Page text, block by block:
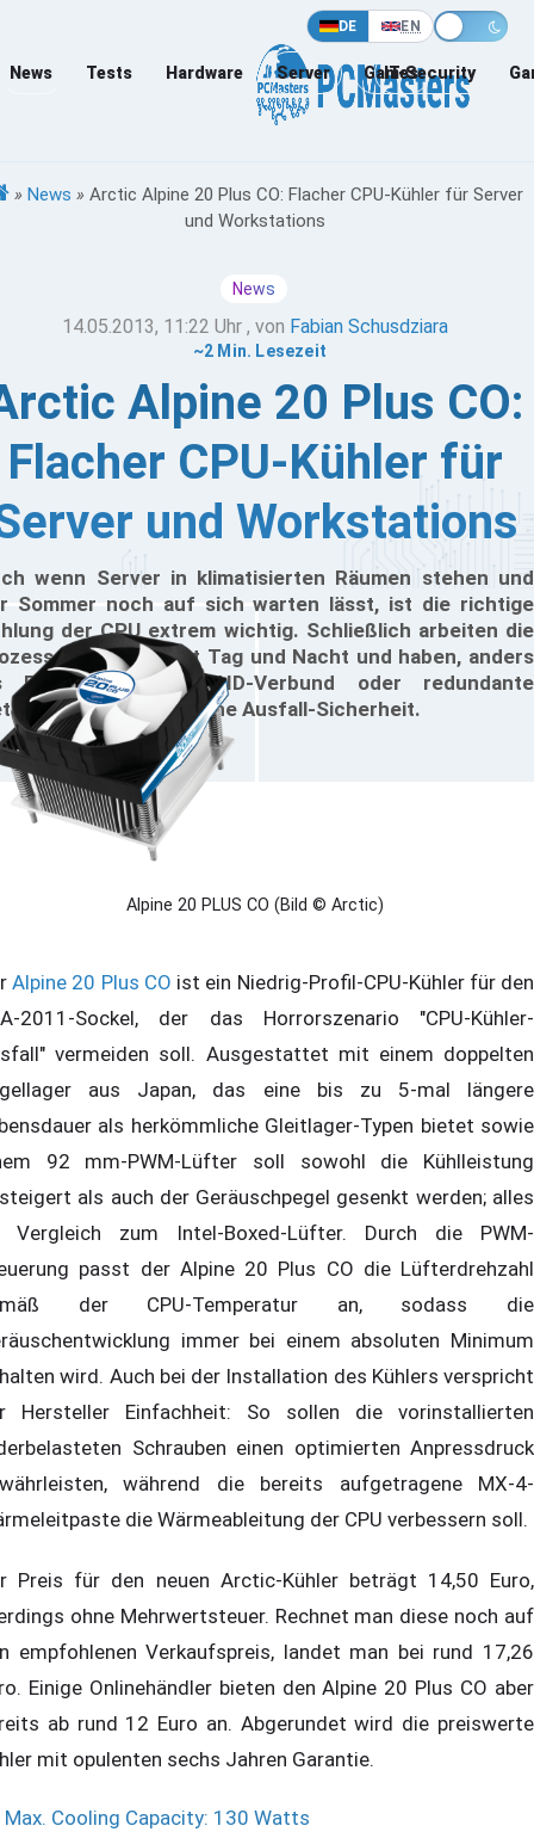
DE EN
News Tests Hardware Server Games
IT-Security
» News » Arctic Alpine 20 Plus CO: Flacher CPU-Kühler für Server
und Workstations
News
14.05.2013, 11:22 Uhr , von Fabian Schusdziara
~2 Min. Lesezeit
Alpine 20 Plus CO:
Flacher CPU-Kühler für
und Workstations
wenn Server in klimatisierten Räumen stehen und
Sommer noch auf sich warten lässt, ist die richtige
der CPU extrem wichtig. Schließlich arbeiten die
hier meist Tag und Nacht und haben, anders
Festplatten im RAID-Verbund oder redundante
keine zusätzliche Ausfall-Sicherheit.
Alpine 20 PLUS CO (Bild © Arctic)
Alpine 20 Plus CO ist ein Niedrig-Profil-CPU-Kühler für den
2011-Sockel, der das Horrorszenario "CPU-Kühler-
vermeiden soll. Ausgestattet mit einem doppelten
aus Japan, das eine bis zu 5-mal längere
als herkömmliche Gleitlager-Typen bietet sowie
92 mm-PWM-Lüfter soll sowohl die Kühlleistung
als auch der Geräuschpegel gesenkt werden; alles
Vergleich zum Intel-Boxed-Lüfter. Durch die PWM-
passt der Alpine 20 Plus CO die Lüfterdrehzahl
der CPU-Temperatur an, sodass die
immer bei einem absoluten Minimum
wird. Auch bei der Installation des Kühlers verspricht
Hersteller Einfachheit: So sollen die vorinstallierten
Schrauben einen optimierten Anpressdruck
während die bereits aufgetragene MX-4-
die Wärmeableitung der CPU verbessern soll.
Preis für den neuen Arctic-Kühler beträgt 14,50 Euro,
ohne Mehrwertsteuer. Rechnet man diese noch auf
empfohlenen Verkaufspreis, landet man bei rund 17,26
Einige Onlinehändler bieten den Alpine 20 Plus CO aber
ab rund 12 Euro an. Abgerundet wird die preiswerte
mit opulenten sechs Jahren Garantie.
Max. Cooling Capacity: 130 Watts